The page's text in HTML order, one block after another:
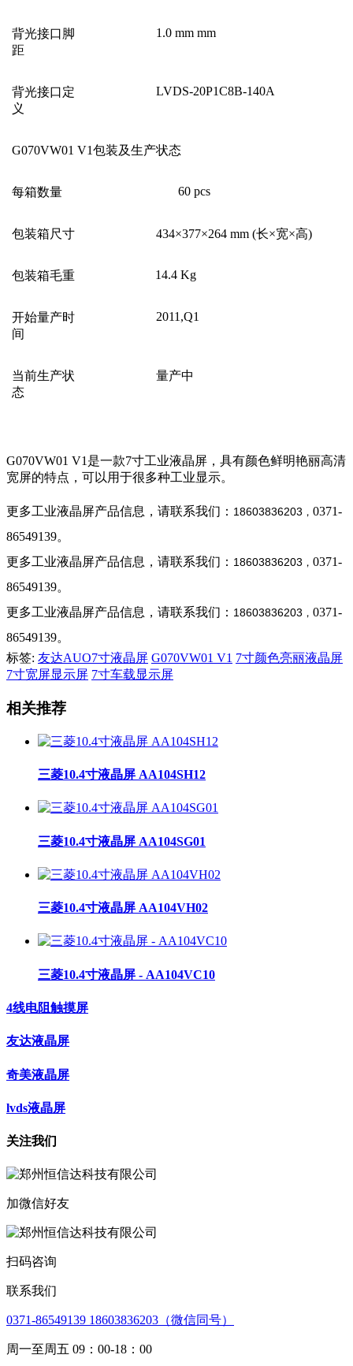
背光接口脚
距
1.0 mm mm
背光接口定
义
LVDS-20P1C8B-140A
G070VW01 V1包装及生产状态
每箱数量 60 pcs
包装箱尺寸 434×377×264 mm (长×宽×高)
包装箱毛重 14.4 Kg
开始量产时
间
2011,Q1
当前生产状
态
量产中
G070VW01 V1是一款7寸工业液晶屏，具有颜色鲜明艳丽高清
宽屏的特点，可以用于很多种工业显示。
更多工业液晶屏产品信息，请联系我们： 18603836203 ， 0371-
86549139。
更多工业液晶屏产品信息，请联系我们： 18603836203 ， 0371-
86549139。
更多工业液晶屏产品信息，请联系我们： 18603836203 ， 0371-
86549139。
标签: 友达AUO7寸液晶屏 G070VW01 V1 7寸颜色亮丽液晶屏
7寸宽屏显示屏 7寸车载显示屏
相关推荐
三菱10.4寸液晶屏 AA104SH12
三菱10.4寸液晶屏 AA104SG01
三菱10.4寸液晶屏 AA104VH02
三菱10.4寸液晶屏 - AA104VC10
4线电阻触摸屏
友达液晶屏
奇美液晶屏
lvds液晶屏
关注我们
加微信好友
扫码咨询
联系我们
0371-86549139 18603836203（微信同号）
周一至周五 09：00-18：00